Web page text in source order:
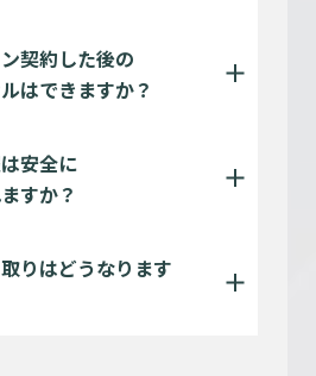
契約した後の
はできますか？
安全に
すか？
りはどうなります